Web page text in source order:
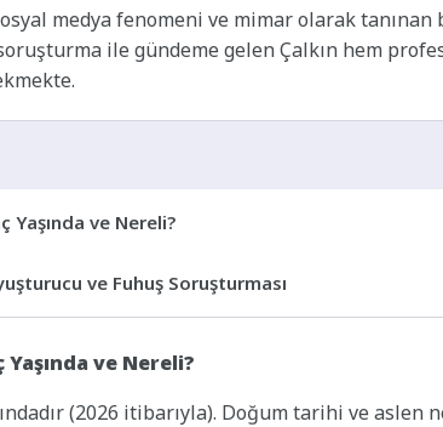
medya fenomeni ve mimar olarak
ile gündeme gelen Çalkın hem
Yaşında ve Nereli?
ve Fuhuş Soruşturması
ve Nereli?
(2026 itibarıyla). Doğum tarihi ve